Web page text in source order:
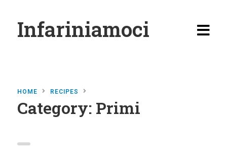
Infariniamoci
Home
HOME RECIPES
Category: Primi